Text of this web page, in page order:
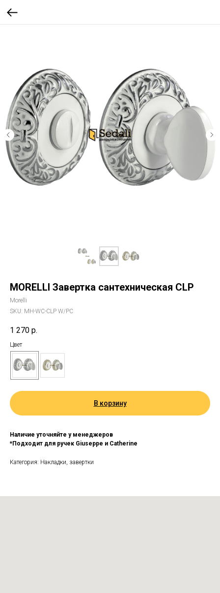
MORELLI Завертка сантехническая CLP
Morelli
SKU: MH-WC-CLP W/PC
1 270 р.
Цвет
В корзину
Наличие уточняйте у менеджеров
*Подходит для ручек Giuseppe и Catherine
Категория: Накладки, завертки